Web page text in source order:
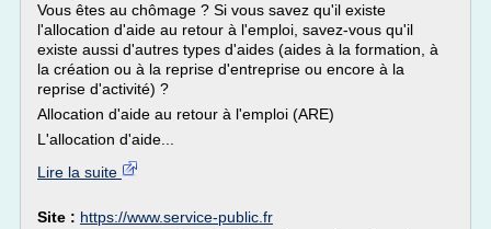
Vous êtes au chômage ? Si vous savez qu'il existe
l'allocation d'aide au retour à l'emploi, savez-vous qu'il
existe aussi d'autres types d'aides (aides à la formation, à
la création ou à la reprise d'entreprise ou encore à la
reprise d'activité) ?
Allocation d'aide au retour à l'emploi (ARE)
L'allocation d'aide...
Lire la suite
Site : https://www.service-public.fr